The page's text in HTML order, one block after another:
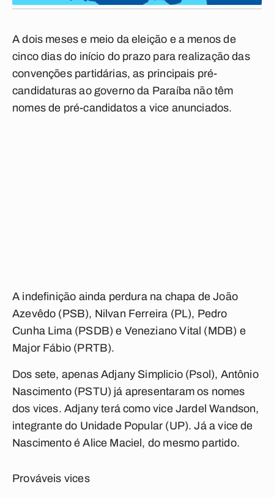
A dois meses e meio da eleição e a menos de
cinco dias do início do prazo para realização das
convenções partidárias, as principais pré-
candidaturas ao governo da Paraíba não têm
nomes de pré-candidatos a vice anunciados.
A indefinição ainda perdura na chapa de João
Azevêdo (PSB), Nilvan Ferreira (PL), Pedro
Cunha Lima (PSDB) e Veneziano Vital (MDB) e
Major Fábio (PRTB).
Dos sete, apenas Adjany Simplicio (Psol), Antônio
Nascimento (PSTU) já apresentaram os nomes
dos vices. Adjany terá como vice Jardel Wandson,
integrante do Unidade Popular (UP). Já a vice de
Nascimento é Alice Maciel, do mesmo partido.
Prováveis vices